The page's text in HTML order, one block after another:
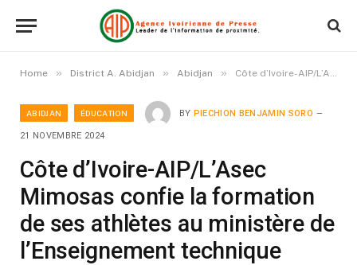
Home » District A. Abidjan » Abidjan » Côte d’Ivoire-AIP/L’Asec Mimosas confie la formation de ses athlètes au ministère de l’Enseignement technique
ABIDJAN ÉDUCATION BY PIECHION BENJAMIN SORO
21 NOVEMBRE 2024
Côte d’Ivoire-AIP/L’Asec
Mimosas confie la formation
de ses athlètes au ministère de
l’Enseignement technique